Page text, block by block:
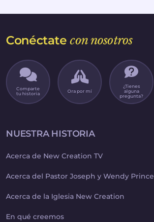
Conéctatecon nosotros
Comparte
tu historia
Ora por mí
¿Tienes
alguna
pregunta?
NUESTRA HISTORIA
Acerca de New Creation TV
Acerca del Pastor Joseph y Wendy Prince
Acerca de la Iglesia New Creation
En qué creemos